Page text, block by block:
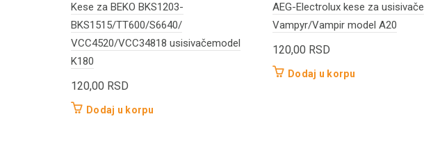
Kese za BEKO BKS1203-
BKS1515/TT600/S6640/
VCC4520/VCC34818 usisivačemodel
K180
120,00 RSD
Dodaj u korpu
AEG-Electrolux kese za usisivače
Vampyr/Vampir model A20
120,00 RSD
Dodaj u korpu